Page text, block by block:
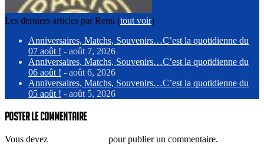
Les derniers articles par Remi (tout voir)
Anniversaires, Matchs, Souvenirs…C’est la quotidienne du
07 août ! - août 7, 2026
Anniversaires, Matchs, Souvenirs…C’est la quotidienne du
06 août ! - août 6, 2026
Anniversaires, Matchs, Souvenirs…C’est la quotidienne du
05 août ! - août 5, 2026
Poster le commentaire
Vous devez pour publier un commentaire.